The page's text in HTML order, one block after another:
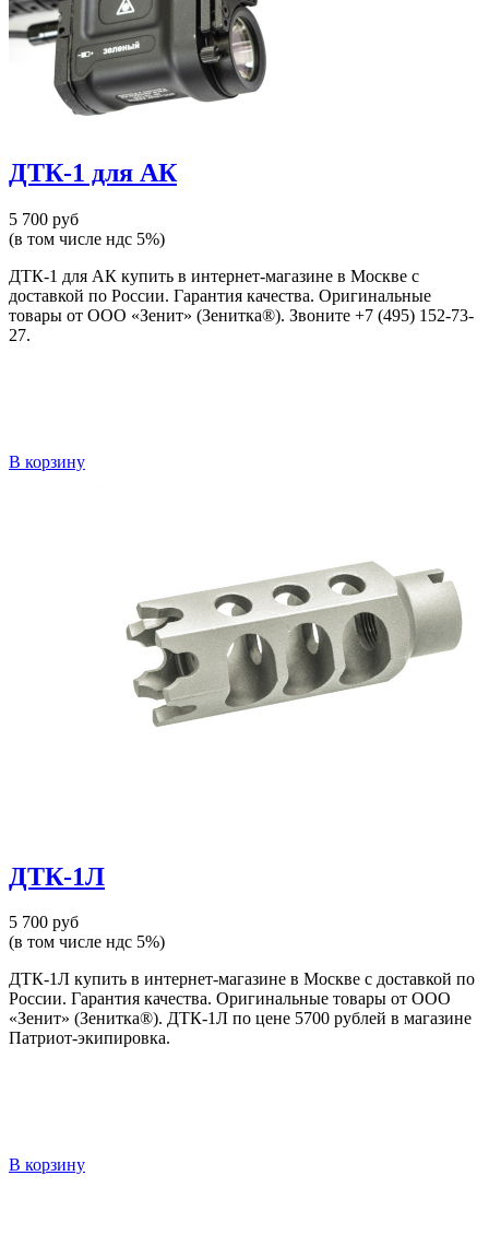
ДТК-1 для АК
5 700 руб
(в том числе ндс 5%)
ДТК-1 для АК купить в интернет-магазине в Москве с
доставкой по России. Гарантия качества. Оригинальные
товары от ООО «Зенит» (Зенитка®). Звоните +7 (495) 152-73-
27.
В корзину
ДТК-1Л
5 700 руб
(в том числе ндс 5%)
ДТК-1Л купить в интернет-магазине в Москве с доставкой по
России. Гарантия качества. Оригинальные товары от ООО
«Зенит» (Зенитка®). ДТК-1Л по цене 5700 рублей в магазине
Патриот-экипировка.
В корзину